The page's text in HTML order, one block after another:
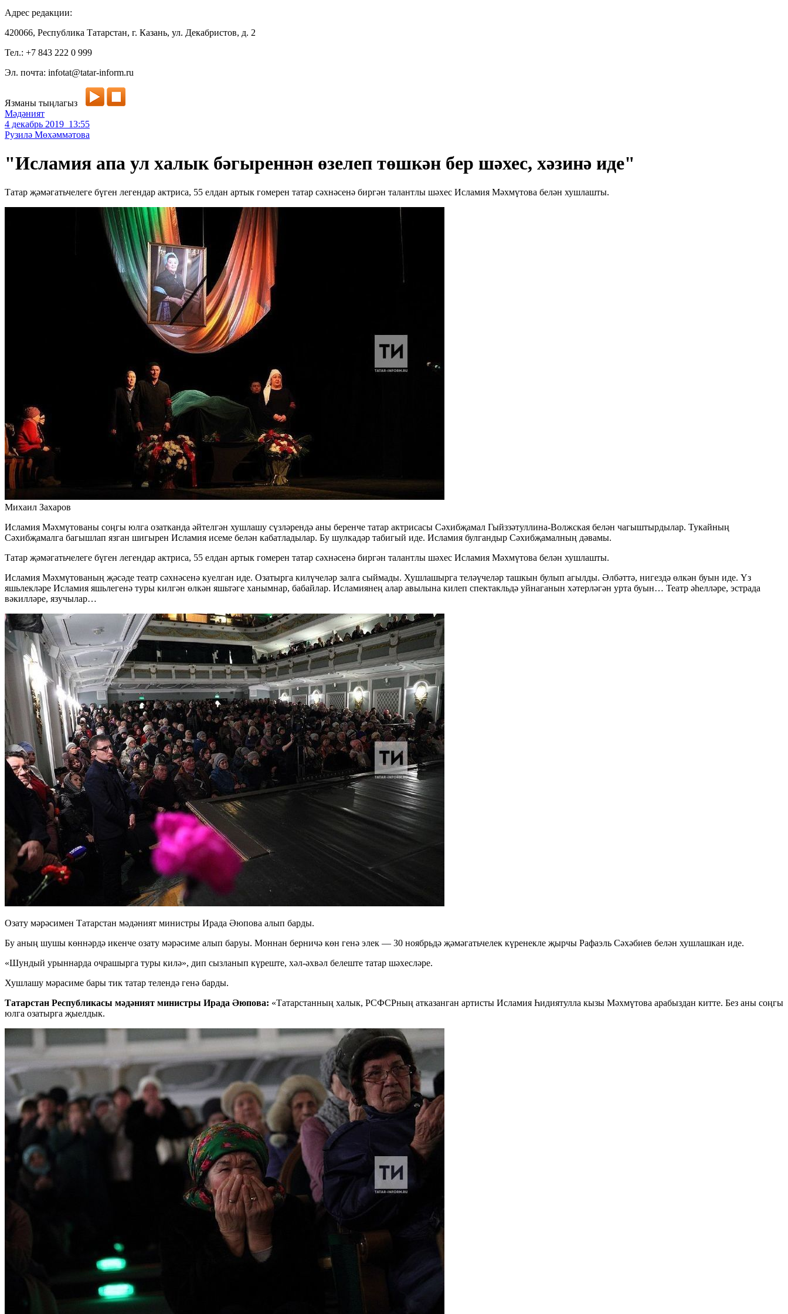
Адрес редакции:
420066, Республика Татарстан, г. Казань, ул. Декабристов, д. 2
Тел.: +7 843 222 0 999
Эл. почта: infotat@tatar-inform.ru
Язманы тыңлагыз
Мәдәният
4 декабрь 2019 13:55
Рузилә Мөхәммәтова
"Исламия апа ул халык бәгыреннән өзелеп төшкән бер шәхес, хәзинә иде"
Татар җәмәгатьчелеге бүген легендар актриса, 55 елдан артык гомерен татар сәхнәсенә биргән талантлы шәхес Исламия Мәхмүтова белән хушлашты.
Михаил Захаров
Исламия Мәхмүтованы соңгы юлга озатканда әйтелгән хушлашу сүзләрендә аны беренче татар актрисасы Сәхибҗамал Гыйззәтуллина-Волжская белән чагыштырдылар. Тукайның
Сәхибҗамалга багышлап язган шигырен Исламия исеме белән кабатладылар. Бу шулкадәр табигый иде. Исламия булгандыр Сәхибҗамалның дәвамы.
Татар җәмәгатьчелеге бүген легендар актриса, 55 елдан артык гомерен татар сәхнәсенә биргән талантлы шәхес Исламия Мәхмүтова белән хушлашты.
Исламия Мәхмүтованың җәсәде театр сәхнәсенә куелган иде. Озатырга килүчеләр залга сыймады. Хушлашырга теләүчеләр ташкын булып агылды. Әлбәттә, нигездә өлкән буын иде. Үз
яшьлекләре Исламия яшьлегенә туры килгән өлкән яшьтәге ханымнар, бабайлар. Исламиянең алар авылына килеп спектакльдә уйнаганын хәтерләгән урта буын… Театр әһелләре, эстрада
вәкилләре, язучылар…
Озату мәрәсимен Татарстан мәдәният министры Ирада Әюпова алып барды.
Бу аның шушы көннәрдә икенче озату мәрәсиме алып баруы. Моннан берничә көн генә элек — 30 ноябрьдә җәмәгатьчелек күренекле җырчы Рафаэль Сәхәбиев белән хушлашкан иде.
«Шундый урыннарда очрашырга туры килә», дип сызланып күреште, хәл-әхвәл белеште татар шәхесләре.
Хушлашу мәрасиме бары тик татар телендә генә барды.
Татарстан Республикасы мәдәният министры Ирада Әюпова: «Татарстанның халык, РСФСРның атказанган артисты Исламия Һидиятулла кызы Мәхмүтова арабыздан китте. Без аны соңгы
юлга озатырга җыелдык.